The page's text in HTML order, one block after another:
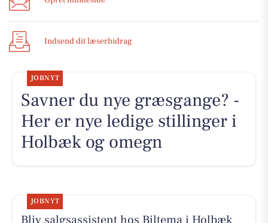
Indsend dit læserbidrag
JOBNYT
Savner du nye græsgange? -
Her er nye ledige stillinger i
Holbæk og omegn
JOBNYT